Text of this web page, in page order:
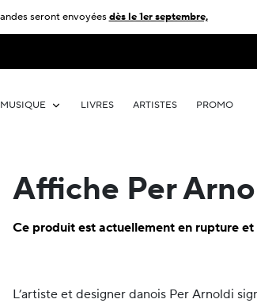
MUSIQUE LIVRES ARTISTES PROMO
Affiche Per
Ce produit est actuellement en rupture
L’artiste et designer danois Per Arnoldi
seront envoyéesdès le 1er septembre,